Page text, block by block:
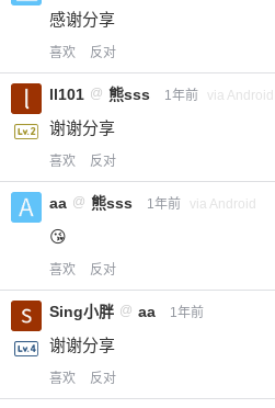
感谢分享
喜欢 反对
ll101 @ 熊sss 1年前 via Android
谢谢分享
喜欢 反对
aa @ 熊sss 1年前 via Android
😘
喜欢 反对
Sing小胖 @ aa 1年前
谢谢分享
喜欢 反对